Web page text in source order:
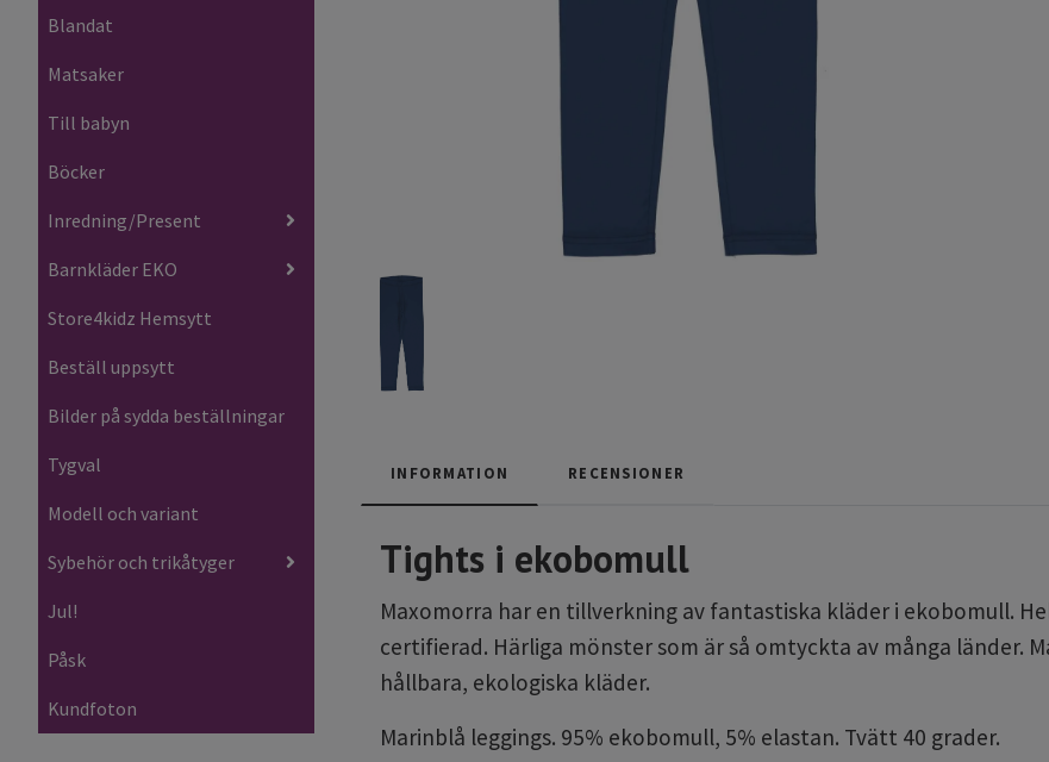
Blandat
Matsaker
Till babyn
Böcker
Inredning/Present
Barnkläder EKO
Store4kidz Hemsytt
Beställ uppsytt
Bilder på sydda beställningar
Tygval
Modell och variant
Sybehör och trikåtyger
Jul!
Påsk
Kundfoton
INFORMATION RECENSIONER
Tights i ekobomull
Maxomorra har en tillverkning av fantastiska kläder i ekobomull.
certifierad. Härliga mönster som är så omtyckta av många länder.
hållbara, ekologiska kläder.
Marinblå leggings. 95% ekobomull, 5% elastan. Tvätt 40 grader.